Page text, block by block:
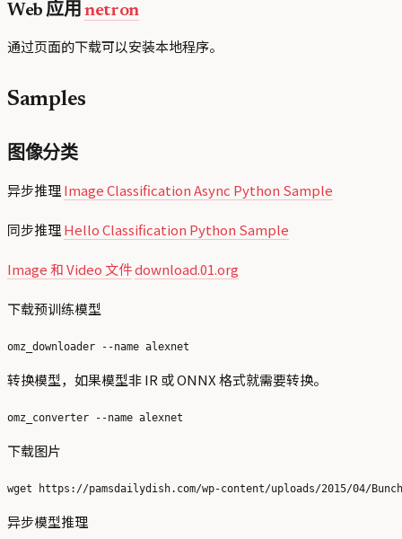
Web 应用netron
通过页面的下载可以安装本地程序。
Samples
图像分类
异步推理Image Classification Async Python Sample
同步推理Hello Classification Python Sample
Image 和 Video 文件download.01.org
下载预训练模型
转换模型，如果模型非 IR 或 ONNX 格式就需要转换。
下载图片
异步模型推理